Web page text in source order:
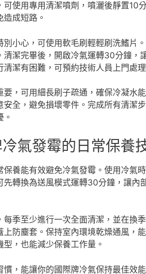
可使用專用清潔噴劑，噴灑後靜置10
成短路。
別小心，可使用軟毛刷輕輕刷洗鰭片
清潔完畢後，開啟冷氣運轉30分鐘，
潔有困難，可預約技術人員上門處理
要，可用細長刷子疏通，確保冷凝水
安全，避免損壞零件。完成所有清潔
氣發霉的日常保養
保養能有效避免冷氣發霉。使用冷氣
先轉換為送風模式運轉30分鐘，讓內
每季至少進行一次全面清潔，並在換
上防塵套。保持室內環境乾燥通風，
，也能減少保養工作量。
慣，能讓你的國際牌冷氣保持最佳效